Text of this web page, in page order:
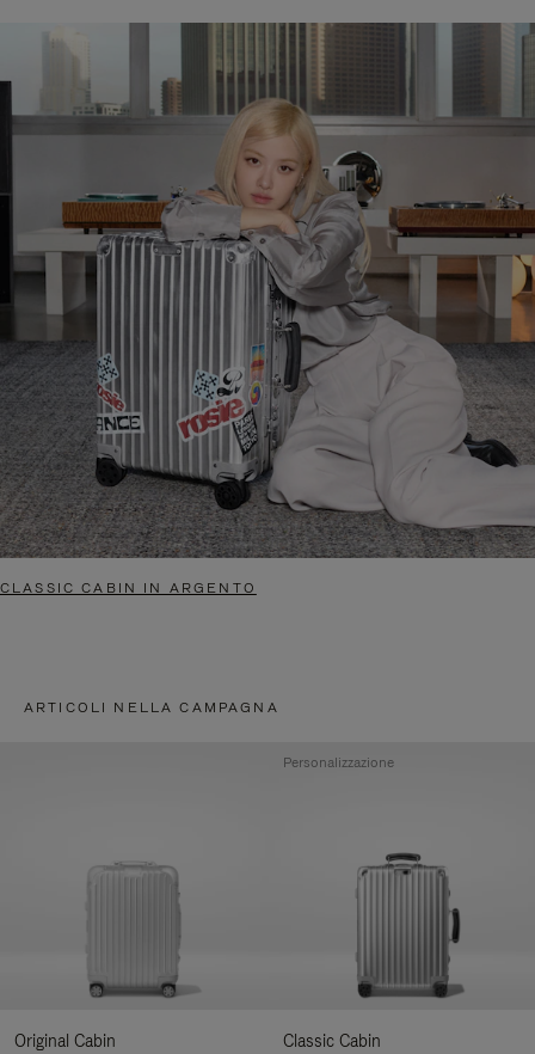
CLASSIC CABIN IN ARGENTO
ARTICOLI NELLA CAMPAGNA
Original Cabin
Classic Cabin
Personalizzazione